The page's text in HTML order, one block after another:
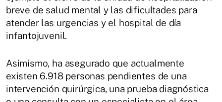
breve de salud mental y las dificultades para
atender las urgencias y el hospital de día
infantojuvenil.
Asimismo, ha asegurado que actualmente
existen 6.918 personas pendientes de una
intervención quirúrgica, una prueba diagnóstica